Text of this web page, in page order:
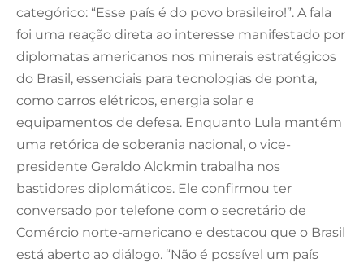
categórico: “Esse país é do povo brasileiro!”. A fala
foi uma reação direta ao interesse manifestado por
diplomatas americanos nos minerais estratégicos
do Brasil, essenciais para tecnologias de ponta,
como carros elétricos, energia solar e
equipamentos de defesa. Enquanto Lula mantém
uma retórica de soberania nacional, o vice-
presidente Geraldo Alckmin trabalha nos
bastidores diplomáticos. Ele confirmou ter
conversado por telefone com o secretário de
Comércio norte-americano e destacou que o Brasil
está aberto ao diálogo. “Não é possível um país